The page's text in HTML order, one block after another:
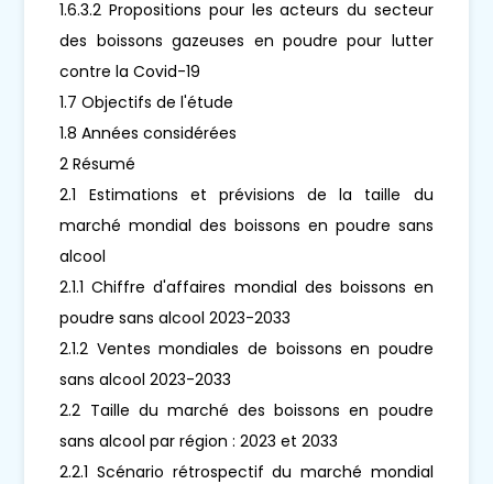
1.6.3.2 Propositions pour les acteurs du secteur
des boissons gazeuses en poudre pour lutter
contre la Covid-19
1.7 Objectifs de l'étude
1.8 Années considérées
2 Résumé
2.1 Estimations et prévisions de la taille du
marché mondial des boissons en poudre sans
alcool
2.1.1 Chiffre d'affaires mondial des boissons en
poudre sans alcool 2023-2033
2.1.2 Ventes mondiales de boissons en poudre
sans alcool 2023-2033
2.2 Taille du marché des boissons en poudre
sans alcool par région : 2023 et 2033
2.2.1 Scénario rétrospectif du marché mondial